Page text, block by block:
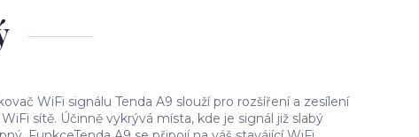
WiFi signálu Tenda A9 slouží pro rozšíření a zesílení
sítě. Účinně vykrývá místa, kde je signál již slabý